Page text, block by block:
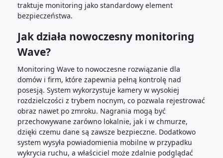
traktuje monitoring jako standardowy element
bezpieczeństwa.
Jak działa nowoczesny monitoring
Wave?
Monitoring Wave to nowoczesne rozwiązanie dla
domów i firm, które zapewnia pełną kontrolę nad
posesją. System wykorzystuje kamery w wysokiej
rozdzielczości z trybem nocnym, co pozwala rejestrować
obraz nawet po zmroku. Nagrania mogą być
przechowywane zarówno lokalnie, jak i w chmurze,
dzięki czemu dane są zawsze bezpieczne. Dodatkowo
system wysyła powiadomienia mobilne w przypadku
wykrycia ruchu, a właściciel może zdalnie podglądać